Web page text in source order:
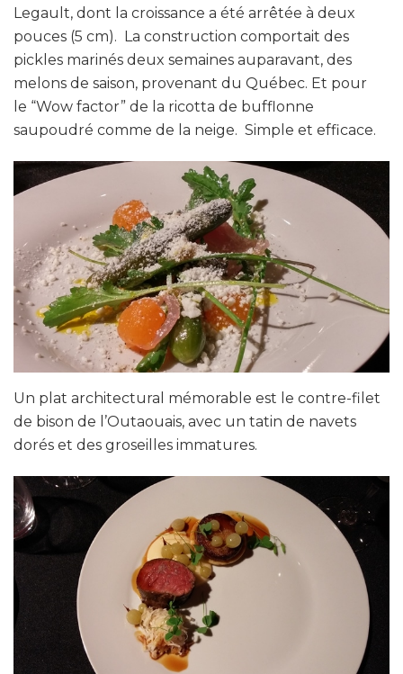
Legault, dont la croissance a été arrêtée à deux
pouces (5 cm). La construction comportait des
pickles marinés deux semaines auparavant, des
melons de saison, provenant du Québec. Et pour
le “Wow factor” de la ricotta de bufflonne
saupoudré comme de la neige. Simple et efficace.
Un plat architectural mémorable est le contre-filet
de bison de l’Outaouais, avec un tatin de navets
dorés et des groseilles immatures.